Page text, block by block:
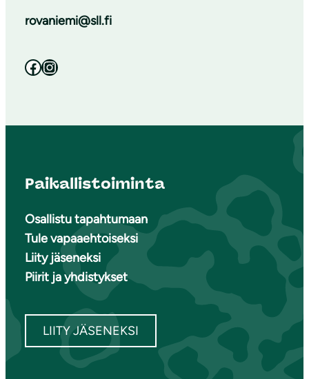
rovaniemi@sll.fi
Facebook Instagram
Paikallistoiminta
Osallistu tapahtumaan
Tule vapaaehtoiseksi
Liity jäseneksi
Piirit ja yhdistykset
LIITY JÄSENEKSI